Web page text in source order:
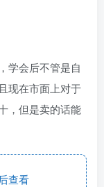
学会后不管是自
现在市面上对于
，但是卖的话能
查看